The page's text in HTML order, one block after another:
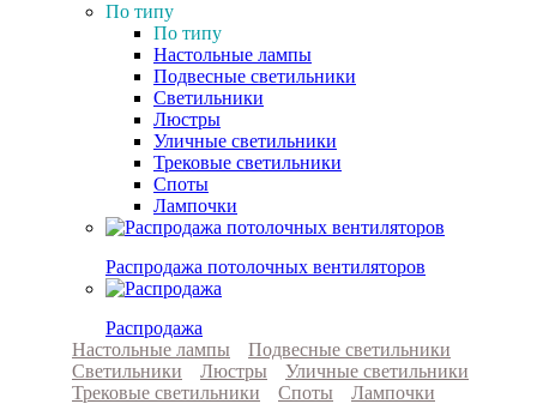
По типу
По типу
Настольные лампы
Подвесные светильники
Светильники
Люстры
Уличные светильники
Трековые светильники
Споты
Лампочки
Распродажа потолочных вентиляторов
Распродажа
Настольные лампы
Подвесные светильники
Светильники
Люстры
Уличные светильники
Трековые светильники
Споты
Лампочки